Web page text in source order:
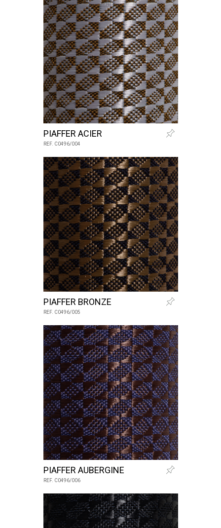
PIAFFER ACIER
REF. C0496/004
PIAFFER BRONZE
REF. C0496/005
PIAFFER AUBERGINE
REF. C0496/006